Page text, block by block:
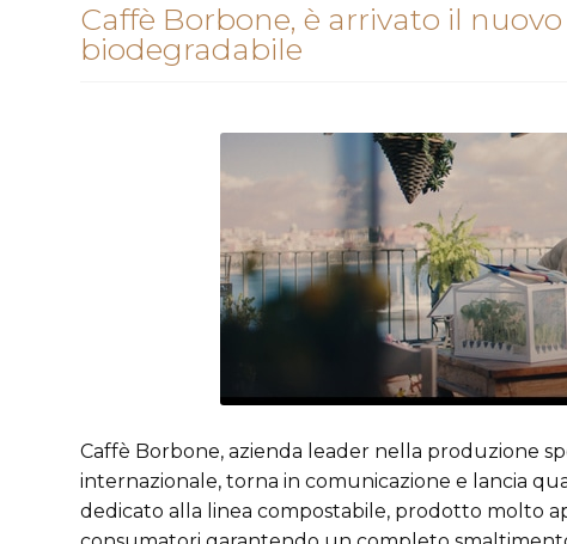
Caffè Borbone, è arrivato il
biodegradabile
Caffè Borbone, azienda leader nella produzione
internazionale, torna in comunicazione e lancia
dedicato alla linea compostabile, prodotto molto